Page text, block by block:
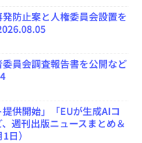
発防止案と人権委員会設置を
員会調査報告書を公開など
供開始」「EUが生成AIコ
週刊出版ニュースまとめ＆
日）